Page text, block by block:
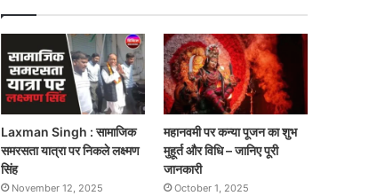
Laxman Singh : सामाजिक
समरसता यात्रा पर निकले लक्ष्मण
सिंह
November 12, 2025
महानवमी पर कन्या पूजन का शुभ
मुहूर्त और विधि – जानिए पूरी
जानकारी
October 1, 2025